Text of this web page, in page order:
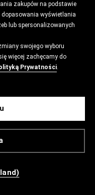
zakupów na podstawie
dopasowania wyświetlania
lub spersonalizowanych
swojego wyboru
więcej zachęcamy do
Prywatności.